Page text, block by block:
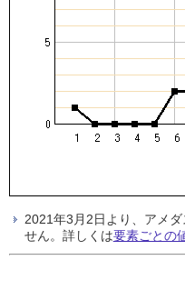
2021年3月2日より、アメ
せん。詳しくは要素ごとの